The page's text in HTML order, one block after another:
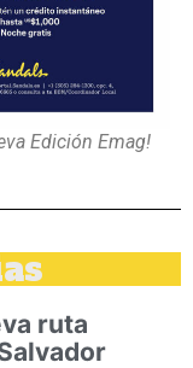
Edición Emag!
ruta